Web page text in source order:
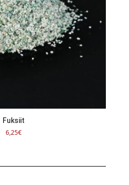
Fuksiit
6,25€